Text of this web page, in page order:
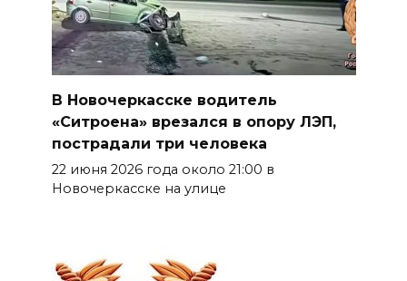
В Новочеркасске водитель
«Ситроена» врезался в опору ЛЭП,
пострадали три человека
22 июня 2026 года около 21:00 в
Новочеркасске на улице